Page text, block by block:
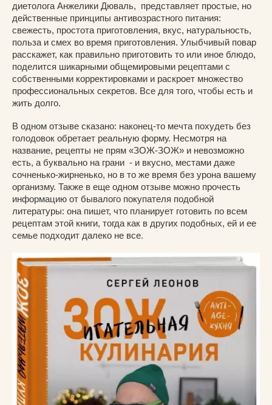
диетолога Анжелики Дюваль, представляет простые, но
действенные принципы антивозрастного питания:
свежесть, простота приготовления, вкус, натуральность,
польза и смех во время приготовления. Улыбчивый повар
расскажет, как правильно приготовить то или иное блюдо,
поделится шикарными общемировыми рецептами с
собственными корректировками и раскроет множество
профессиональных секретов. Все для того, чтобы есть и
жить долго.
В одном отзыве сказано: наконец-то мечта похудеть без
голодовок обретает реальную форму. Несмотря на
название, рецепты не прям «ЗОЖ-ЗОЖ» и невозможно
есть, а буквально на грани - и вкусно, местами даже
сочненько-жирненько, но в то же время без урона вашему
организму. Также в еще одном отзыве можно прочесть
информацию от бывалого покупателя подобной
литературы: она пишет, что планирует готовить по всем
рецептам этой книги, тогда как в других подобных, ей и ее
семье подходит далеко не все.